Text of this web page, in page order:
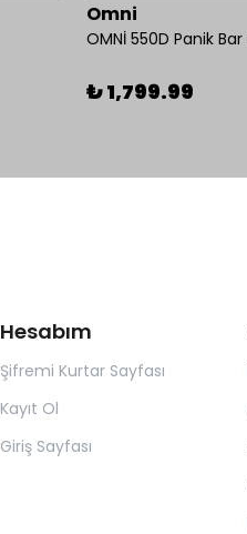
Omni
₺ 1,799.99
Hesabım
Şifremi Kurtar Sayfası
Kayıt Ol
Giriş Sayfası